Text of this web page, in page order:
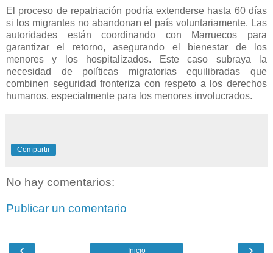
El proceso de repatriación podría extenderse hasta 60 días
si los migrantes no abandonan el país voluntariamente. Las
autoridades están coordinando con Marruecos para
garantizar el retorno, asegurando el bienestar de los
menores y los hospitalizados. Este caso subraya la
necesidad de políticas migratorias equilibradas que
combinen seguridad fronteriza con respeto a los derechos
humanos, especialmente para los menores involucrados.
Compartir
No hay comentarios:
Publicar un comentario
‹ ›
Inicio